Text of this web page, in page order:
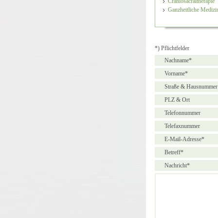
Ganzheitliche
*) Pflichtfelder
Nachname*
Vorname*
Straße & Hausnummer
PLZ & Ort
Telefonnummer
Telefaxnummer
E-Mail-Adresse*
Betreff*
Nachricht*